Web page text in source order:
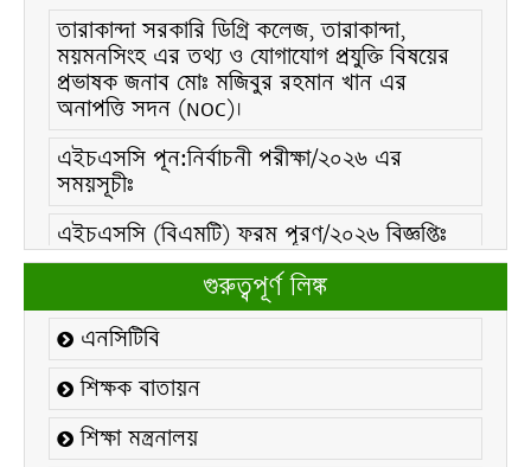
তারাকান্দা সরকারি ডিগ্রি কলেজ, তারাকান্দা,
ময়মনসিংহ এর তথ্য ও যোগাযোগ প্রযুক্তি বিষয়ের
প্রভাষক জনাব মোঃ মজিবুর রহমান খান এর
অনাপত্তি সদন (NOC)।
এইচএসসি পূন:নির্বাচনী পরীক্ষা/২০২৬ এর
সময়সূচীঃ
এইচএসসি (বিএমটি) ফরম পূরণ/২০২৬ বিজ্ঞপ্তিঃ
এইচএসসি ফরম/২০২৬ পূরণ বিজ্ঞপ্তিঃ
২১ ফেব্রুয়ারি/২০২৬ ইং তারিখে “শহিদ দিবস ও
আন্তর্জাতিক মাতৃভাষা দিবস-২০২৬ উদযাপন
উপলক্ষ্যে নোটিশঃ
কলেজ বন্ধ সংক্রান্ত নোটিশঃ
গুরুত্বপূর্ণ লিঙ্ক
এনসিটিবি
শিক্ষক বাতায়ন
শিক্ষা মন্ত্রনালয়